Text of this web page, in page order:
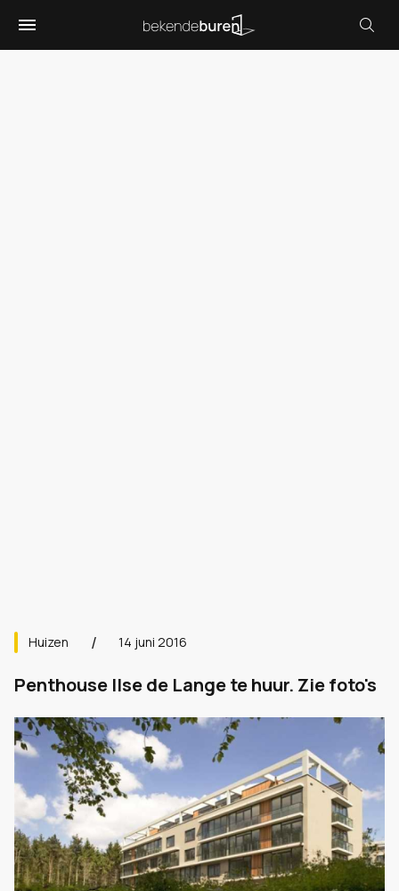
Huizen 14 juni 2016
Penthouse Ilse de Lange te huur. Zie foto's